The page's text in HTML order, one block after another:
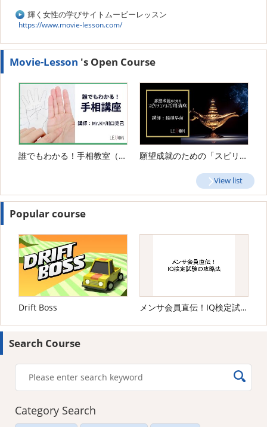
輝く女性の学びサイトムービーレッスン
https://www.movie-lesson.com/
Movie-Lesson 's Open Course
誰でもわかる！手相教室（基礎科・応用科） 願望成就のための「スピリチュアル活用講座」
View list
Popular course
Drift Boss メンサ会員直伝！IQ検定試験の攻略法
Search Course
Category Search